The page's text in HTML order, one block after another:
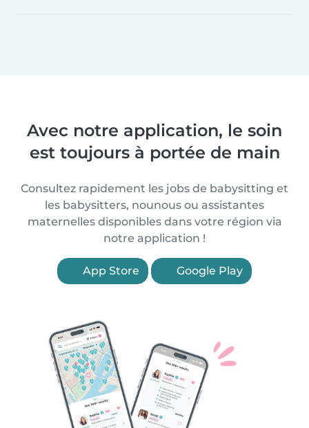
Avec notre application, le soin
est toujours à portée de main
Consultez rapidement les jobs de babysitting et
les babysitters, nounous ou assistantes
maternelles disponibles dans votre région via
notre application !
App Store Google Play